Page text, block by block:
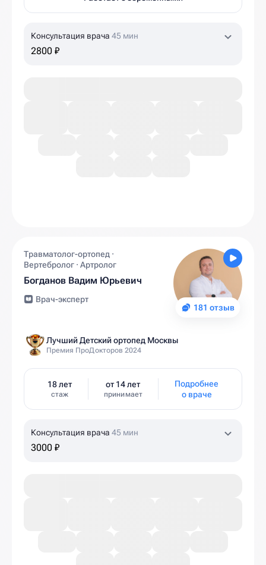
Консультация врача 45 мин
2800 ₽
181 отзыв
Травматолог-ортопед ·
Вертебролог · Артролог
Богданов Вадим Юрьевич
Врач-эксперт
Лучший Детский ортопед Москвы
Премия ПроДокторов 2024
18 лет
стаж
от 14 лет
принимает
Подробнее
о враче
Консультация врача 45 мин
3000 ₽